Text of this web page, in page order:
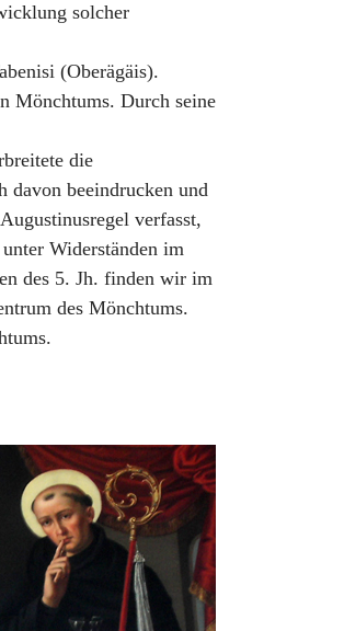
solcher
(Oberägäis).
Mönchtums. Durch seine
die
davon beeindrucken und
verfasst,
Widerständen im
des 5. Jh. finden wir im
des Mönchtums.